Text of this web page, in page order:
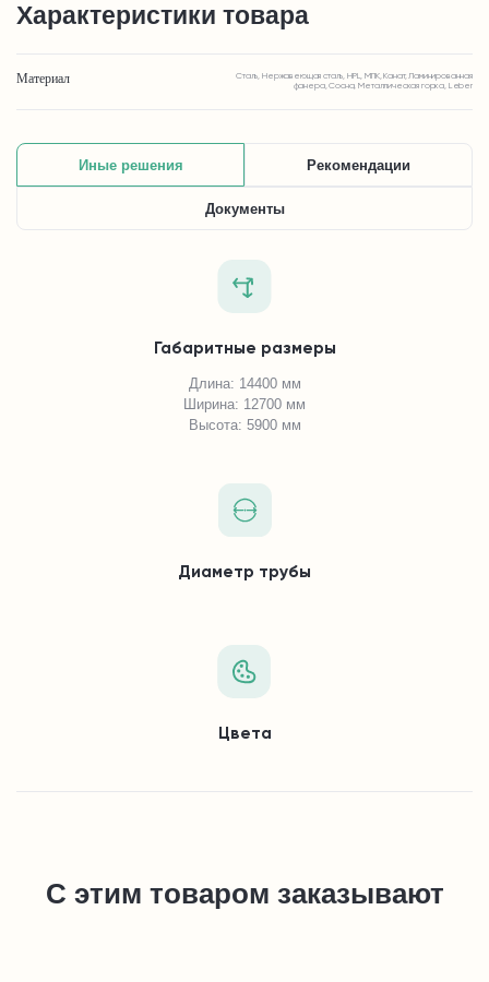
Характеристики товара
Материал
Сталь, Нержавеющая сталь, HPL, МПК, Канат, Ламинированная
фанера, Сосна, Металлическая горка, Leber
Иные решения Рекомендации
Документы
Габаритные размеры
Длина: 14400 мм
Ширина: 12700 мм
Высота: 5900 мм
Диаметр трубы
Цвета
С этим товаром заказывают